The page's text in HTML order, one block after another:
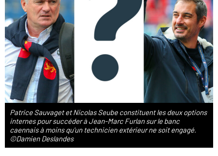
Patrice Sauvaget et Nicolas Seube constituent les deux options
internes pour succéder à Jean-Marc Furlan sur le banc
caennais à moins qu'un technicien extérieur ne soit engagé.
©Damien Deslandes